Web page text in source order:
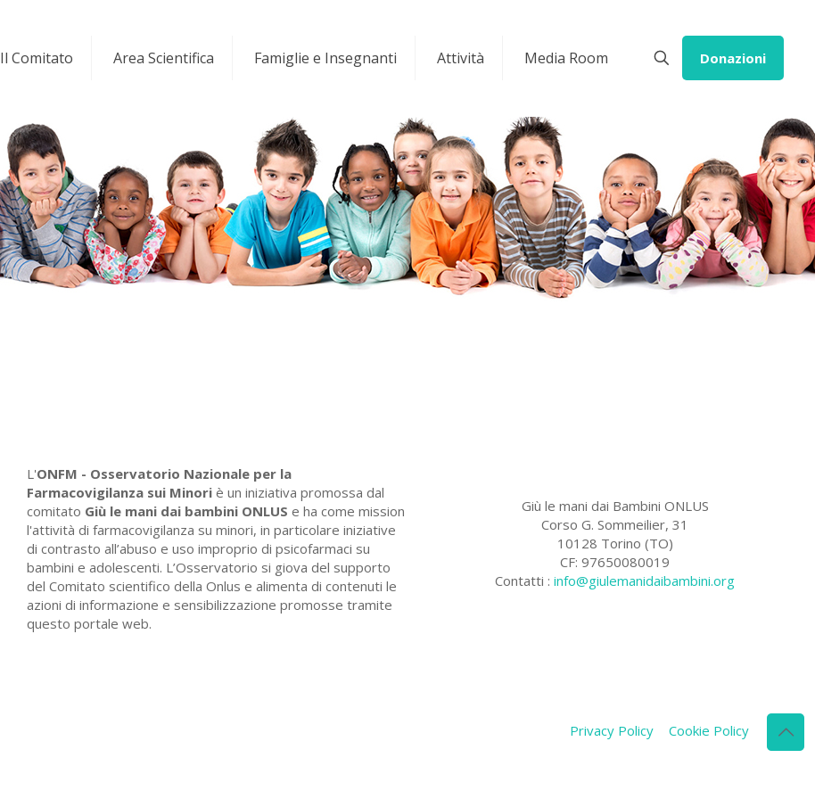
Il Comitato Area Scientifica Famiglie e Insegnanti Attività Media Room Donazioni
L'ONFM - Osservatorio Nazionale per la
Farmacovigilanza sui Minori è un iniziativa promossa dal
comitato Giù le mani dai bambini ONLUS e ha come mission
l'attività di farmacovigilanza su minori, in particolare iniziative
di contrasto all’abuso e uso improprio di psicofarmaci su
bambini e adolescenti. L’Osservatorio si giova del supporto
del Comitato scientifico della Onlus e alimenta di contenuti le
azioni di informazione e sensibilizzazione promosse tramite
questo portale web.
Giù le mani dai Bambini ONLUS
Corso G. Sommeilier, 31
10128 Torino (TO)
CF: 97650080019
Contatti :info@giulemanidaibambini.org
Privacy Policy Cookie Policy